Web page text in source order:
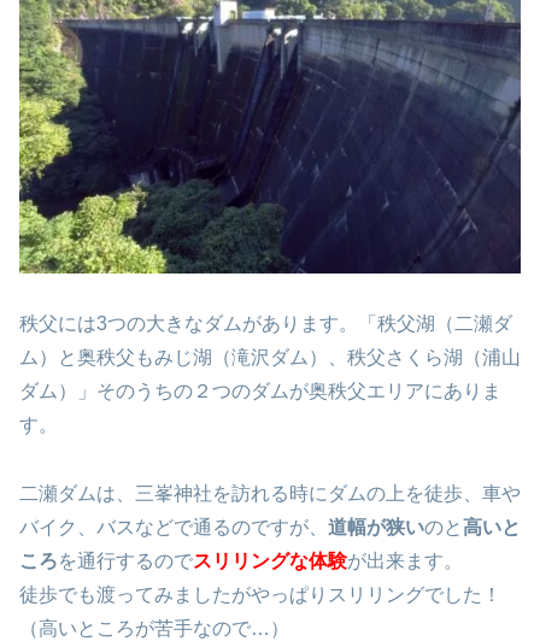
秩父には3つの大きなダムがあります。「秩父湖（二瀬ダ
ム）と奥秩父もみじ湖（滝沢ダム）、秩父さくら湖（浦山
ダム）」そのうちの２つのダムが奥秩父エリアにありま
す。
二瀬ダムは、三峯神社を訪れる時にダムの上を徒歩、車や
バイク、バスなどで通るのですが、 道幅が狭いのと高いと
ころを通行するのでスリリングな体験が出来ます。
徒歩でも渡ってみましたがやっぱりスリリングでした！
（高いところが苦手なので…）